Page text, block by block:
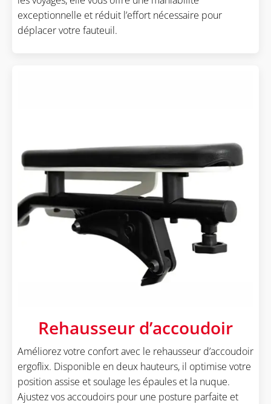
exceptionnelle et réduit l’effort nécessaire pour
déplacer votre fauteuil.
Rehausseur d’accoudoir
Améliorez votre confort avec le rehausseur d’accoudoir
ergoflix. Disponible en deux hauteurs, il optimise votre
position assise et soulage les épaules et la nuque.
Ajustez vos accoudoirs pour une posture parfaite et